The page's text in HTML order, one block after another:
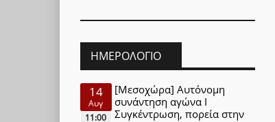
ΗΜΕΡΟΛΌΓΙΟ
14
Αυγ
11:00
[Μεσοχώρα] Αυτόνομη
συνάντηση αγώνα Ι
Συγκέντρωση, πορεία στην